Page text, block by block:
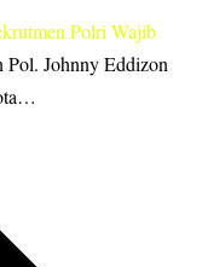
Polri Wajib
Johnny Eddizon